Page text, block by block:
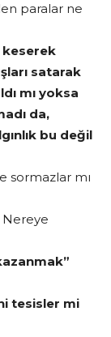
paralar ne
keserek
satarak
mı yoksa
da,
bu değil
sormazlar mı
tesisler mi